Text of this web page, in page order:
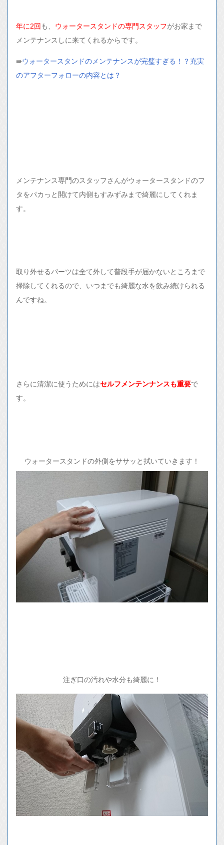
年に2回 も、 ウォータースタンドの専門スタッフがお家まで
メンテナンスしに来てくれるからです。
⇛ウォータースタンドのメンテナンスが完璧すぎる！？充実
のアフターフォローの内容とは？
メンテナンス専門のスタッフさんがウォータースタンドのフ
タをパカっと開けて内側もすみずみまで綺麗にしてくれま
す。
取り外せるパーツは全て外して普段手が届かないところまで
掃除してくれるので、いつまでも綺麗な水を飲み続けられる
んですね。
さらに清潔に使うためにはセルフメンテンナンスも重要で
す。
ウォータースタンドの外側をササッと拭いていきます！
注ぎ口の汚れや水分も綺麗に！